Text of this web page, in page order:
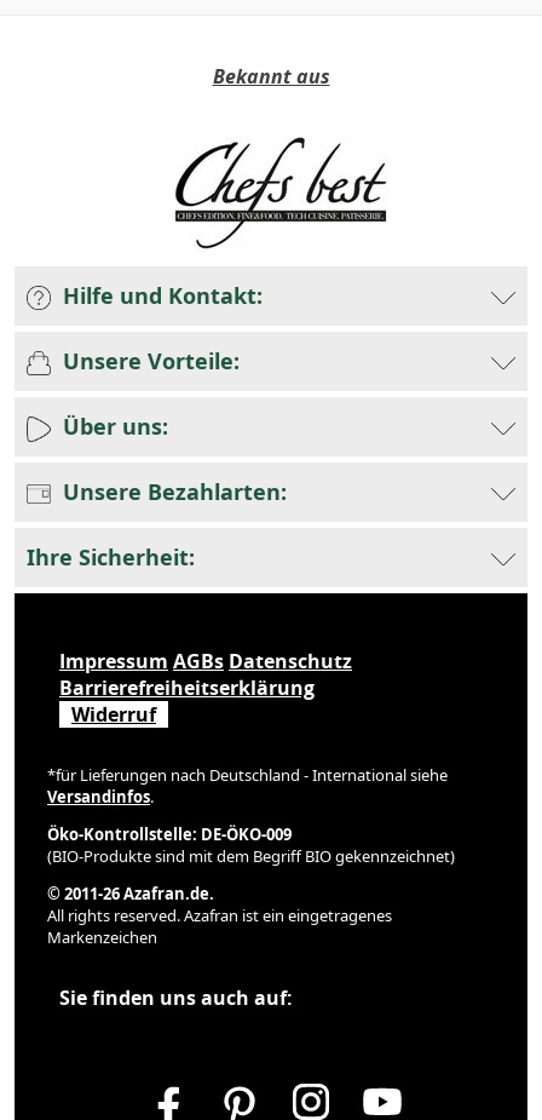
Bekannt aus
Hilfe und Kontakt:
Unsere Vorteile:
Über uns:
Unsere Bezahlarten:
Ihre Sicherheit:
Impressum AGBs Datenschutz
Barrierefreiheitserklärung
Widerruf
*für Lieferungen nach Deutschland - International siehe
Versandinfos.
Öko-Kontrollstelle: DE-ÖKO-009
(BIO-Produkte sind mit dem Begriff BIO gekennzeichnet)
© 2011-26 Azafran.de.
All rights reserved. Azafran ist ein eingetragenes
Markenzeichen
Sie finden uns auch auf: